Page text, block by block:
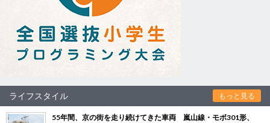
ライフスタイル もっと見る
55年間、京の街を走り続けてきた車両 嵐山線・モボ301形、